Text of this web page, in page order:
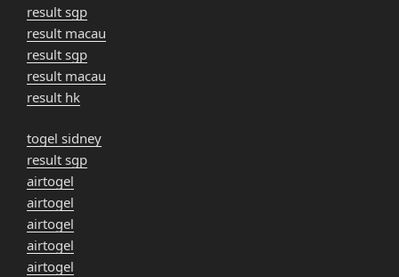
result sgp
result macau
result sgp
result macau
result hk
togel sidney
result sgp
airtogel
airtogel
airtogel
airtogel
airtogel